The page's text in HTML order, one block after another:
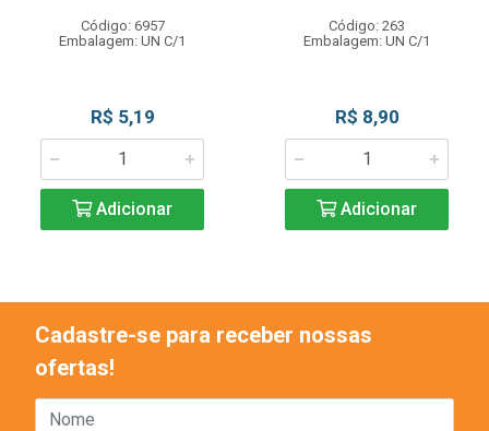
Código: 6957
Embalagem: UN C/1
R$ 5,19
Adicionar
Código: 263
Embalagem: UN C/1
R$ 8,90
Adicionar
Cadastre-se para receber nossas
ofertas!